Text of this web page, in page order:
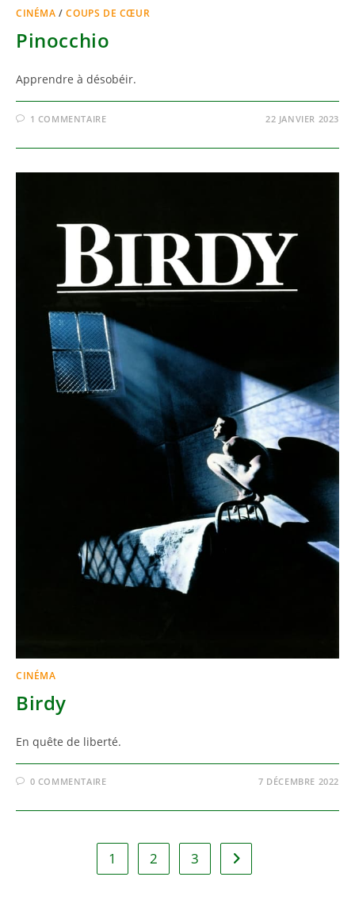
CINÉMA /COUPS DE CŒUR
Pinocchio
Apprendre à désobéir.
1 COMMENTAIRE 22 JANVIER 2023
CINÉMA
Birdy
En quête de liberté.
0 COMMENTAIRE 7 DÉCEMBRE 2022
1 2 3 Aller à la page